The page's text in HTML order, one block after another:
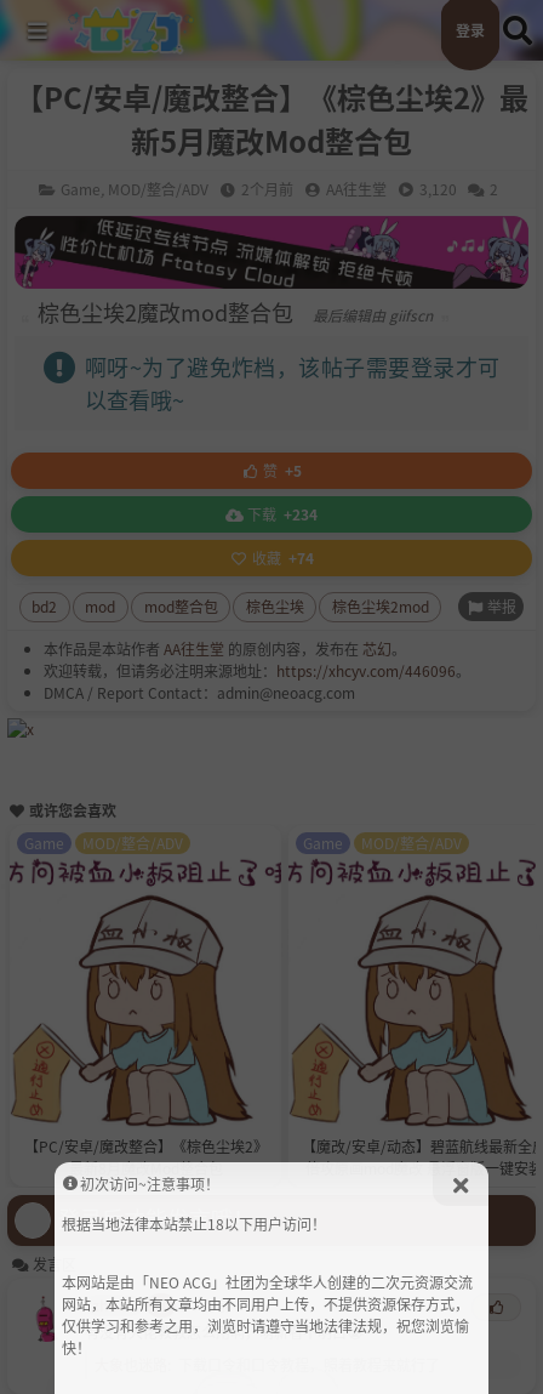
登录
【PC/安卓/魔改整合】《棕色尘埃2》最
新5月魔改Mod整合包
Game MOD/整合/ADV 2个月前 AA往生堂 3,120 2
棕色尘埃2魔改mod整合包 最后编辑由 giifscn
啊呀~为了避免炸档，该帖子需要登录才可
以查看哦~
赞 +5
下载 +234
收藏 +74
bd2 mod mod整合包 棕色尘埃 棕色尘埃2mod 举报
本作品是本站作者 AA往生堂 的原创内容，发布在 芯幻。
欢迎转载，但请务必注明来源地址： https://xhcyv.com/446096。
DMCA / Report Contact：admin@neoacg.com
或许您会喜欢
【PC/安卓/魔改整合】《棕色尘埃2》
最新8月魔改Mod整合包
Game MOD/整合/ADV
【魔改/安卓/动态】碧蓝航线最新全
倍攻原画mod魔改 悬浮窗版一键安装
Game MOD/整合/ADV
登录后才能发言哦！
发言区
zhbsb
心 2个月前
有没有大佬教教怎么用啊，萌新看不明白😭
初次访问~注意事项！
根据当地法律本站禁止18以下用户访问！
本网站是由「NEO ACG」社团为全球华人创建的二次元资源交流
网站，本站所有文章均由不同用户上传，不提供资源保存方式，
仅供学习和参考之用，浏览时请遵守当地法律法规，祝您浏览愉
快！